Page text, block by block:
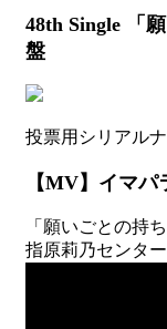
月
以
降)
48th Single 「
盤
投票用シリアル
【MV】イマ
「願いごとの持
指原莉乃センタ